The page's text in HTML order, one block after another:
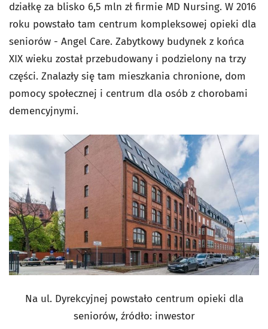
działkę za blisko 6,5 mln zł firmie MD Nursing. W 2016
roku powstało tam centrum kompleksowej opieki dla
seniorów - Angel Care. Zabytkowy budynek z końca
XIX wieku został przebudowany i podzielony na trzy
części. Znalazły się tam mieszkania chronione, dom
pomocy społecznej i centrum dla osób z chorobami
demencyjnymi.
Na ul. Dyrekcyjnej powstało centrum opieki dla
seniorów, źródło: inwestor